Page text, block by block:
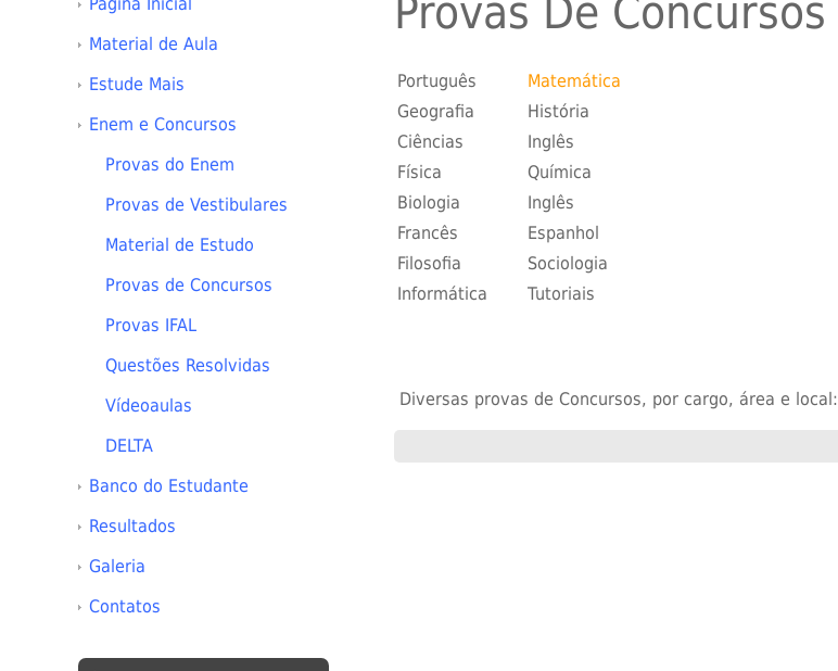
Material de Aula
Estude Mais
Enem e Concursos
Provas do Enem
Provas de Vestibulares
Material de Estudo
Provas de Concursos
Provas IFAL
Questões Resolvidas
Vídeoaulas
DELTA
Banco do Estudante
Resultados
Galeria
Contatos
Provas De Concursos
Português
Matemática
Geografia
História
Ciências
Inglês
Física
Química
Biologia
Inglês
Francês
Espanhol
Filosofia
Sociologia
Informática
Tutoriais
Diversas provas de Concursos, por cargo, área e local: